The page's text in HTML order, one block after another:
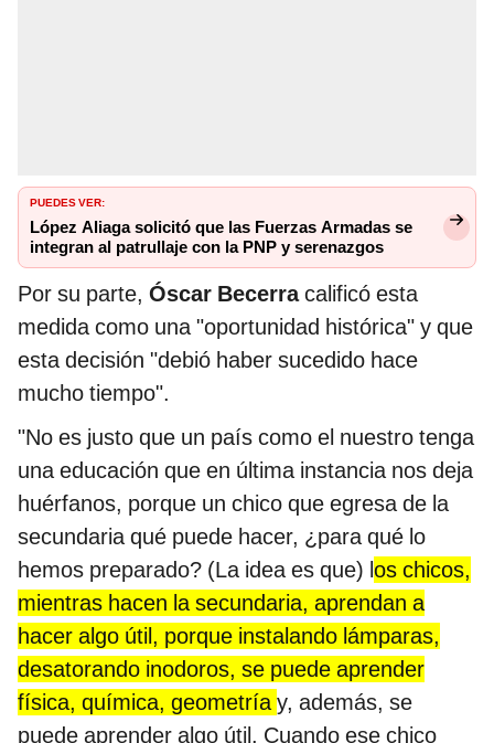
PUEDES VER:
López Aliaga solicitó que las Fuerzas Armadas se
integran al patrullaje con la PNP y serenazgos
Por su parte, Óscar Becerracalificó esta
medida como una "oportunidad histórica" y que
esta decisión "debió haber sucedido hace
mucho tiempo".
"No es justo que un país como el nuestro tenga
una educación que en última instancia nos deja
huérfanos, porque un chico que egresa de la
secundaria qué puede hacer, ¿para qué lo
hemos preparado? (La idea es que) los chicos,
mientras hacen la secundaria, aprendan a
hacer algo útil, porque instalando lámparas,
desatorando inodoros, se puede aprender
física, química, geometríay, además, se
puede aprender algo útil. Cuando ese chico